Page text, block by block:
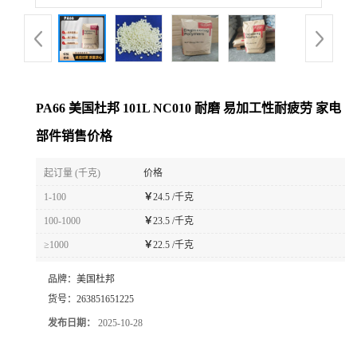
品
展
证
PA66 美国杜邦 101L NC010 耐磨 易加工性耐疲劳 家电
部件销售价格
起订量 (千克) 价格
1-100 ￥24.5 /千克
100-1000 ￥23.5 /千克
≥1000 ￥22.5 /千克
品牌： 美国杜邦
货号： 263851651225
发布日期： 2025-10-28